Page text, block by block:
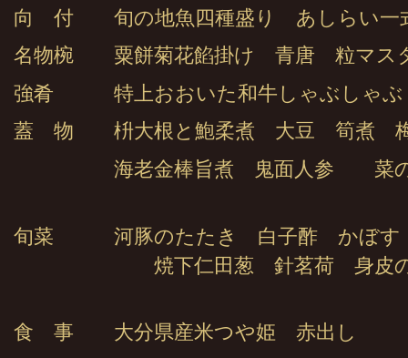
向 付 旬の地魚四種盛り あしらい一
名物椀 粟餅菊花餡掛け 青唐 粒マス
強肴 特上おおいた和牛しゃぶしゃぶ
蓋 物 枡大根と鮑柔煮 大豆 筍煮
海老金棒旨煮 鬼面人参 菜
旬菜 河豚のたたき 白子酢 かぼす
焼下仁田葱 針茗荷 身皮の
食 事 大分県産米つや姫 赤出し